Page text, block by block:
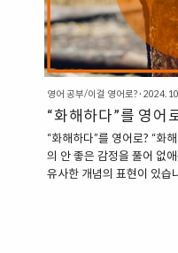
영어 공부/이걸 영어로?· 2024.
“화해하다”를 영어
“화해하다”를 영어로? “화
의 안 좋은 감정을 풀어 없
유사한 개념의 표현이 있습